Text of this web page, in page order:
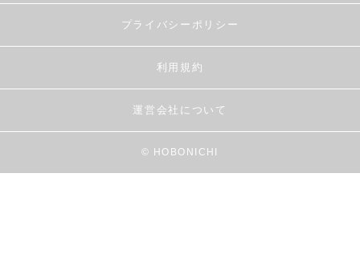
プライバシーポリシー
利用規約
運営会社について
© HOBONICHI